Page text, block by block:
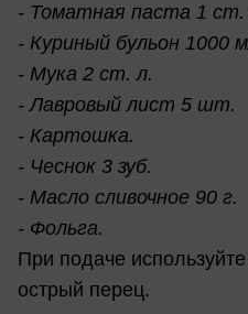
- Томатная паста 1 ст.
- Куриный бульон 1000
- Мука 2 ст. л.
- Лавровый лист 5 шт.
- Картошка.
- Чеснок 3 зуб.
- Масло сливочное 90 г.
- Фольга.
При подаче
острый перец.